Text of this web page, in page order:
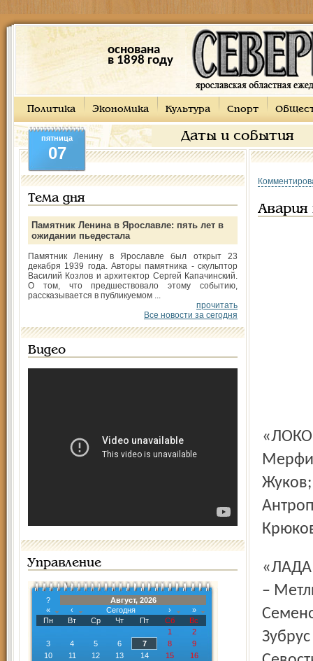
основана
в 1898 году
Политика Экономика Культура Спорт
Даты и события
пятница
07
Тема дня
Памятник Ленина в Ярославле: пять лет в
ожидании пьедестала
Памятник Ленину в Ярославле был открыт 23
декабря 1939 года. Авторы памятника - скульптор
Василий Козлов и архитектор Сергей Капачинский.
О том, что предшествовало этому событию,
рассказывается в публикуемом ...
прочитать
Все новости за сегодня
Видео
Управление
?
Август, 2026
«
‹ Сегодня ›
»
Пн
Вт Ср Чт Пт Сб
Вс
1
2
3
4 5 6 7 8
9
10
11 12 13 14 15
16
Авария
«ЛОКОМОТИВ» (26): Ламот (57.54 – 59.35) (2); Васильев –
Жуков;
«ЛАДА» (18): Маркканен (2); Титов – Яханов (2), Селуянов
–